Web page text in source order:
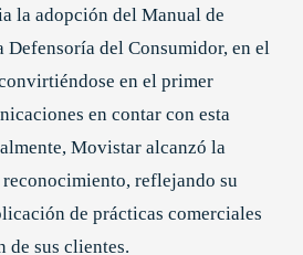
la adopción del Manual de
Defensoría del Consumidor, en el
en el primer
en contar con esta
Movistar alcanzó la
reflejando su
de prácticas comerciales
de sus clientes.